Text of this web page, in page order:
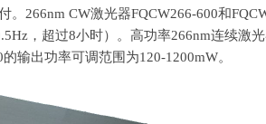
。 266nm CW激光器FQCW266-600和
，超过8小时）。高功率266nm连续激
的输出功率可调范围为120-1200mW。